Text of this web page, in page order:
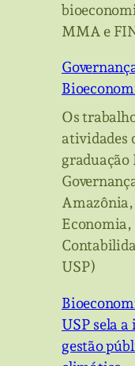
MMA e
Os
atividades
Amazônia,
USP)
USP sela
gestão